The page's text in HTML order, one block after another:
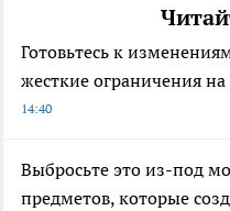
Готовьтесь к
жесткие ограничения
14:40
Выбросьте это из-под
предметов, которые